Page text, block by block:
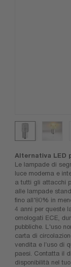
Alternativa LED
Le lampade di
luce moderna e
a tutti gli attacchi
alle lampade
fino all'80% in
4 anni per queste
omologati ECE,
pubbliche. L'uso
carta di
vendita e l’uso di
paesi. Contatta il
disponibilità nel tuo